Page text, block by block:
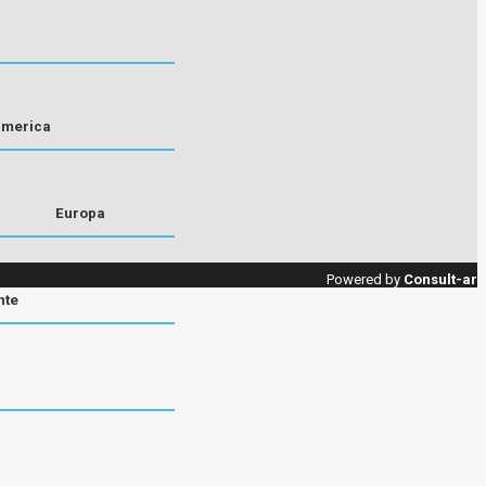
Europa
Powered by Consult-ar